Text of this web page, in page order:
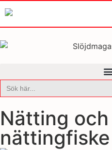
Sök
efter:
Nätting och
nättingfiske